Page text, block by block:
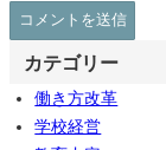
カテゴリー
働き方改革
学校経営